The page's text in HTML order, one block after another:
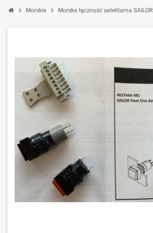
chevron_right Morskie chevron_right Morska łączność satelitarna SAILOR